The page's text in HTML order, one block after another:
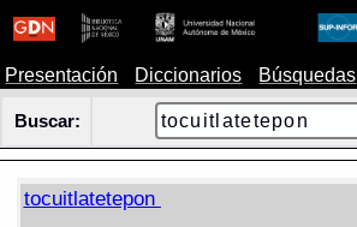
Presentación Diccionarios Búsquedas
Buscar:
tocuitlatetepon